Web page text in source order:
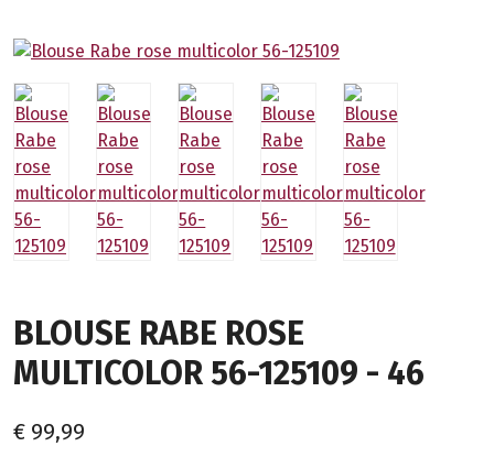
BLOUSE RABE ROSE
MULTICOLOR 56-125109 - 46
€ 99,99